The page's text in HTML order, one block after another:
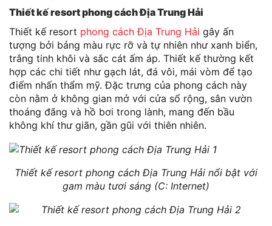
Thiết kế resort phong cách Địa Trung Hải
Thiết kế resort phong cách Địa Trung Hải gây ấn
tượng bởi bảng màu rực rỡ và tự nhiên như xanh biển,
trắng tinh khôi và sắc cát ấm áp. Thiết kế thường kết
hợp các chi tiết như gạch lát, đá vôi, mái vòm để tạo
điểm nhấn thẩm mỹ. Đặc trưng của phong cách này
còn nằm ở không gian mở với cửa sổ rộng, sân vườn
thoáng đãng và hồ bơi trong lành, mang đến bầu
không khí thư giãn, gần gũi với thiên nhiên.
Thiết kế resort phong cách Địa Trung Hải nổi bật với
gam màu tươi sáng (C: Internet)